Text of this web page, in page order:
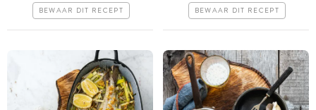
Erg makkelijk
BEWAAR DIT RECEPT BEWAAR DIT RECEPT